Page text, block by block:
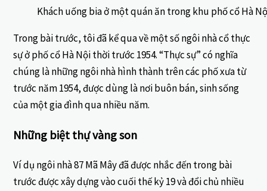
Khách uống bia ở một quán ăn trong khu phố cổ Hà
Trong bài trước, tôi đã kể qua về một số ngôi nhà cổ thực
sự ở phố cổ Hà Nội thời trước 1954. “Thực sự” có nghĩa
chúng là những ngôi nhà hình thành trên các phố xưa từ
trước năm 1954, được dùng là nơi buôn bán, sinh sống
của một gia đình qua nhiều năm.
Những biệt thự vàng son
Ví dụ ngôi nhà 87 Mã Mây đã được nhắc đến trong bài
trước được xây dựng vào cuối thế kỷ 19 và đổi chủ nhiều